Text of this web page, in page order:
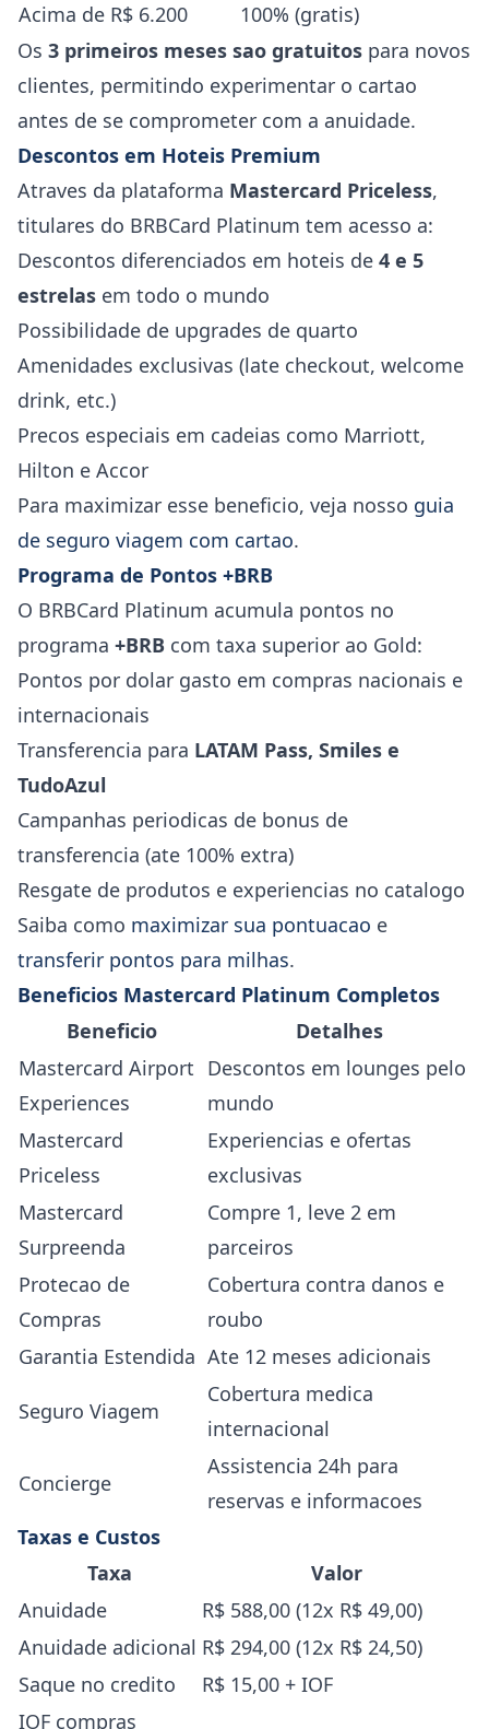
Acima de R$ 6.200
100% (gratis)
Os 3 primeiros meses sao gratuitos para novos
clientes, permitindo experimentar o cartao
antes de se comprometer com a anuidade.
Descontos em Hoteis Premium
Atraves da plataforma Mastercard Priceless,
titulares do BRBCard Platinum tem acesso a:
Descontos diferenciados em hoteis de 4 e 5
estrelas em todo o mundo
Possibilidade de upgrades de quarto
Amenidades exclusivas (late checkout, welcome
drink, etc.)
Precos especiais em cadeias como Marriott,
Hilton e Accor
Para maximizar esse beneficio, veja nosso guia
de seguro viagem com cartao.
Programa de Pontos +BRB
O BRBCard Platinum acumula pontos no
programa +BRB com taxa superior ao Gold:
Pontos por dolar gasto em compras nacionais e
internacionais
Transferencia para LATAM Pass, Smiles e
TudoAzul
Campanhas periodicas de bonus de
transferencia (ate 100% extra)
Resgate de produtos e experiencias no catalogo
Saiba como maximizar sua pontuacao e
transferir pontos para milhas.
Beneficios Mastercard Platinum Completos
Beneficio
Detalhes
Mastercard Airport
Experiences
Descontos em lounges pelo
mundo
Mastercard
Priceless
Experiencias e ofertas
exclusivas
Mastercard
Surpreenda
Compre 1, leve 2 em
parceiros
Protecao de
Compras
Cobertura contra danos e
roubo
Garantia Estendida Ate 12 meses adicionais
Seguro Viagem
Cobertura medica
internacional
Concierge
Assistencia 24h para
reservas e informacoes
Taxas e Custos
Taxa
Valor
Anuidade
R$ 588,00 (12x R$ 49,00)
Anuidade adicional R$ 294,00 (12x R$ 24,50)
Saque no credito
R$ 15,00 + IOF
IOF compras